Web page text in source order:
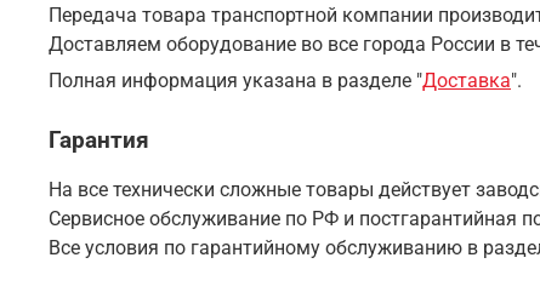
Передача товара транспортной компании
Доставляем оборудование во все города России в
Полная информация указана в разделе "Доставка".
Гарантия
На все технически сложные товары действует
Сервисное обслуживание по РФ и постгарантийная
Все условия по гарантийному обслуживанию в